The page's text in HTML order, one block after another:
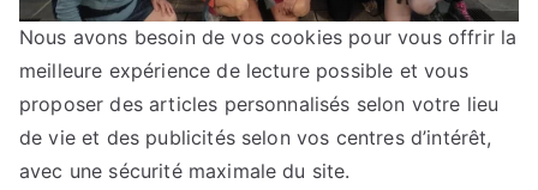
Nous avons besoin de vos cookies pour vous offrir la
meilleure expérience de lecture possible et vous
proposer des articles personnalisés selon votre lieu
de vie et des publicités selon vos centres d’intérêt,
avec une sécurité maximale du site.